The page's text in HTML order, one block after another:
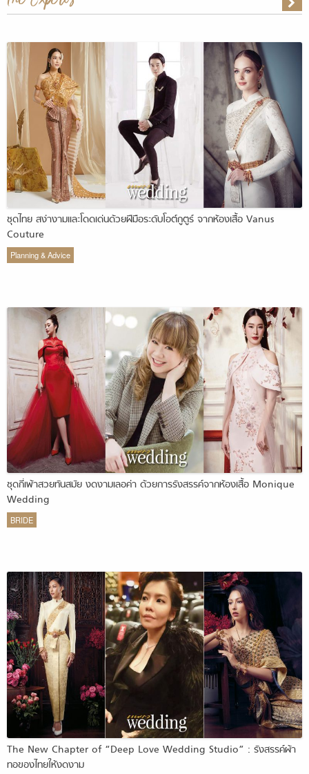
ชุดไทย สง่างามและโดดเด่นด้วยฝีมือระดับโอต์กูตูร์ จากห้องเสื้อ Vanus
Couture
Planning & Advice
ชุดกี่เพ้าสวยทันสมัย งดงามเลอค่า ด้วยการรังสรรค์จากห้องเสื้อ Monique
Wedding
BRIDE
The New Chapter of “Deep Love Wedding Studio” : รังสรรค์ผ้า
ทอของไทยให้งดงาม